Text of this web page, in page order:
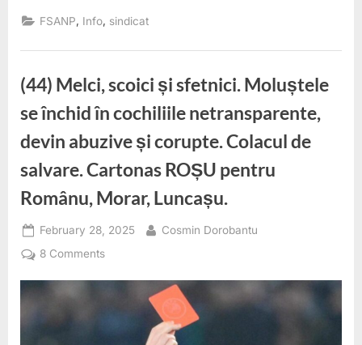
Fotbal
al
–
Un
weekend
al
bucuriei,
unității
și
al
spiritului
echipă.”
FSANP Info sindicat
(44) Melci, scoici și sfetnici. Moluștele
se închid în cochiliile netransparente,
devin abuzive și corupte. Colacul de
salvare. Cartonas ROȘU pentru
Românu, Morar, Luncașu.
Posted
on
February 28, 2025 By
Cosmin Dorobantu
8 Commentson